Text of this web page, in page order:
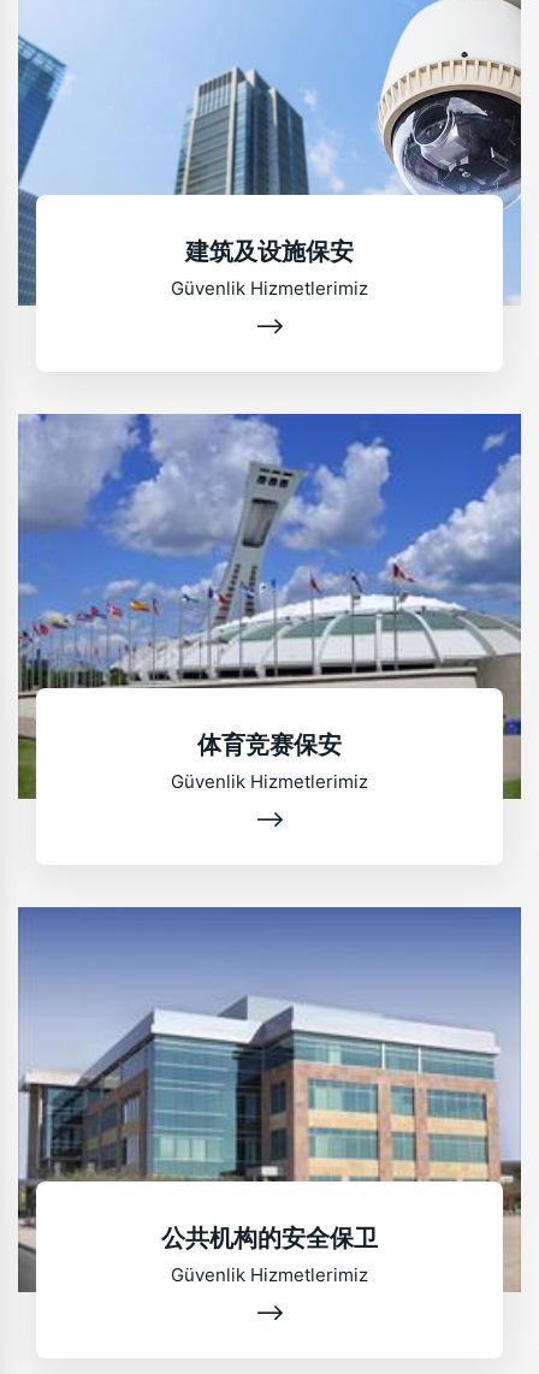
建筑及设施保安
Güvenlik Hizmetlerimiz
体育竞赛保安
Güvenlik Hizmetlerimiz
公共机构的安全保卫
Güvenlik Hizmetlerimiz